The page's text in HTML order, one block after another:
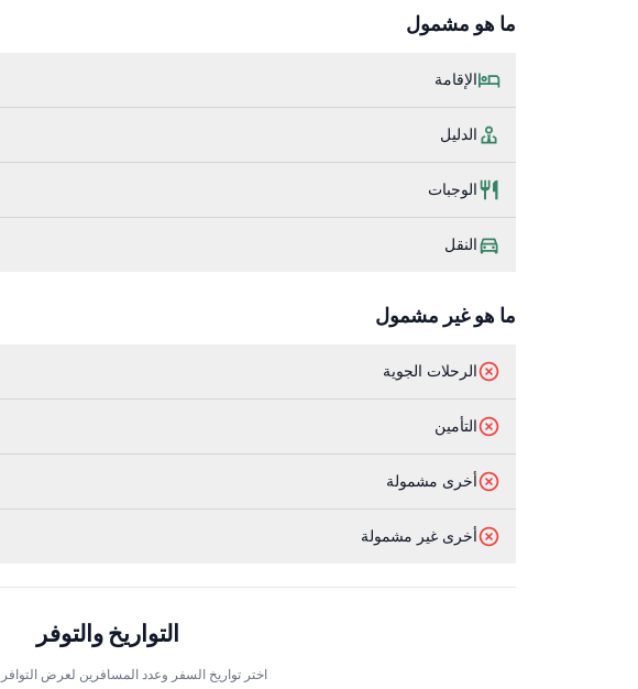
ما هو مشمول
الإقامة
الدليل
الوجبات
النقل
ما هو غير مشمول
الرحلات الجوية
التأمين
أخرى مشمولة
أخرى غير مشمولة
التواريخ والتوفر
اختر تواريخ السفر وعدد المسافرين لعرض التوافر